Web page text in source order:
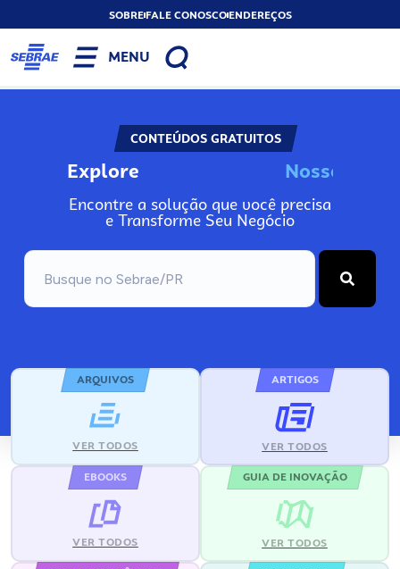
SOBREFALE CONOSCOENDEREÇOS
MENU
CONTEÚDOS GRATUITOS
Explore Nos
Encontre a solução que você precisa
e Transforme Seu Negócio
ARQUIVOS
VER TODOS
ARTIGOS
VER TODOS
EBOOKS
VER TODOS
GUIA DE INOVAÇÃO
VER TODOS